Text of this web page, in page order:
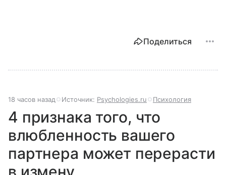
Поделиться
18 часов назад Источник: Psychologies.ru Психология
4 признака того, что
влюбленность вашего
партнера может перерасти